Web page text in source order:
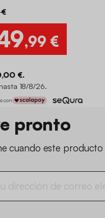
,99 €
€.
18/8/26.
con
pronto
cuando este